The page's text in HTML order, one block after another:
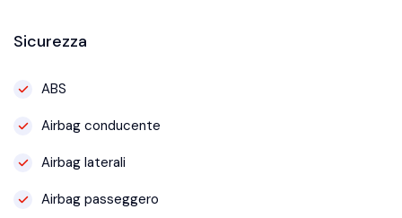
Sicurezza
ABS
Airbag conducente
Airbag laterali
Airbag passeggero